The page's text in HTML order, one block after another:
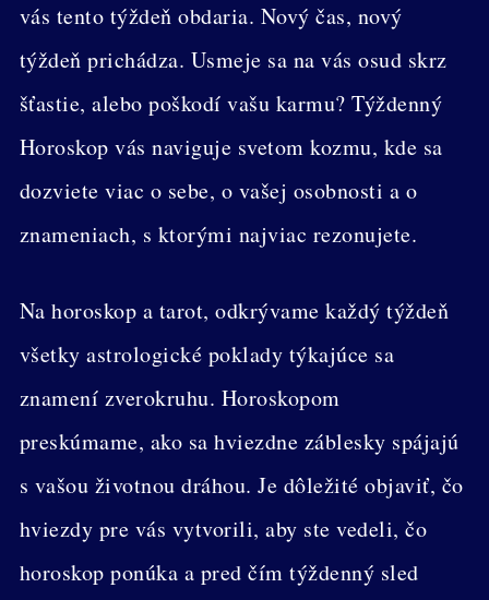
vás tento týždeň obdaria. Nový čas, nový
týždeň prichádza. Usmeje sa na vás osud skrz
šťastie, alebo poškodí vašu karmu? Týždenný
Horoskop vás naviguje svetom kozmu, kde sa
dozviete viac o sebe, o vašej osobnosti a o
znameniach, s ktorými najviac rezonujete.
Na horoskop a tarot, odkrývame každý týždeň
všetky astrologické poklady týkajúce sa
znamení zverokruhu. Horoskopom
preskúmame, ako sa hviezdne záblesky spájajú
s vašou životnou dráhou. Je dôležité objaviť, čo
hviezdy pre vás vytvorili, aby ste vedeli, čo
horoskop ponúka a pred čím týždenný sled